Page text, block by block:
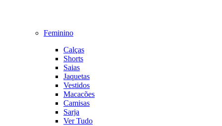
Feminino
Calças
Shorts
Saias
Jaquetas
Vestidos
Macacões
Camisas
Sarja
Ver Tudo